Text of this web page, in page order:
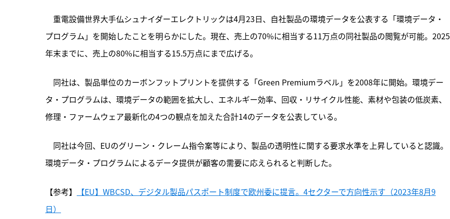
重電設備世界大手仏シュナイダーエレクトリックは4月23日、自社製品の環境データを公表する「環境データ・
プログラム」を開始したことを明らかにした。現在、売上の70%に相当する11万点の同社製品の閲覧が可能。2025
年末までに、売上の80%に相当する15.5万点にまで広げる。
同社は、 製品単位のカーボンフットプリントを提供する「Green Premiumラベル」を2008年に開始。環境デー
タ・プログラムは、環境データの範囲を拡大し、エネルギー効率、回収・リサイクル性能、素材や包装の低炭素、
修理・ファームウェア最新化の4つの観点を加えた合計14のデータを公表している。
同社は今回、EUのグリーン・クレーム指令案等により、製品の透明性に関する要求水準を上昇していると認識。
環境データ・プログラムによるデータ提供が顧客の需要に応えられると判断した。
【参考】
【EU】WBCSD、デジタル製品パスポート制度で欧州委に提言。4セクターで方向性示す（2023年8月9
日）